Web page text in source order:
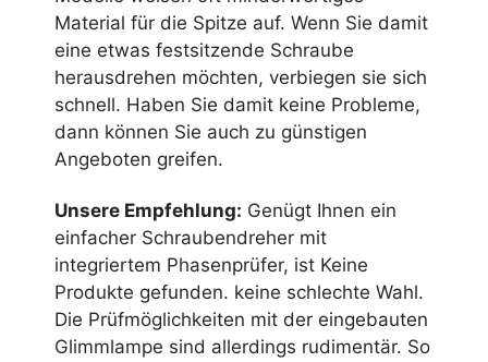
Material für die Spitze auf. Wenn Sie damit
eine etwas festsitzende Schraube
herausdrehen möchten, verbiegen sie sich
schnell. Haben Sie damit keine Probleme,
dann können Sie auch zu günstigen
Angeboten greifen.
Unsere Empfehlung: Genügt Ihnen ein
einfacher Schraubendreher mit
integriertem Phasenprüfer, ist Keine
Produkte gefunden. keine schlechte Wahl.
Die Prüfmöglichkeiten mit der eingebauten
Glimmlampe sind allerdings rudimentär. So